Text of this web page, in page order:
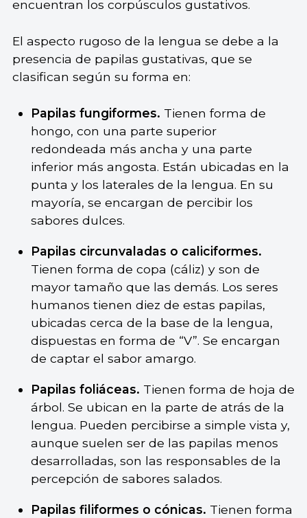
encuentran los corpúsculos gustativos.
El aspecto rugoso de la lengua se debe a la
presencia de papilas gustativas, que se
clasifican según su forma en:
Papilas fungiformes. Tienen forma de
hongo, con una parte superior
redondeada más ancha y una parte
inferior más angosta. Están ubicadas en la
punta y los laterales de la lengua. En su
mayoría, se encargan de percibir los
sabores dulces.
Papilas circunvaladas o caliciformes.
Tienen forma de copa (cáliz) y son de
mayor tamaño que las demás. Los seres
humanos tienen diez de estas papilas,
ubicadas cerca de la base de la lengua,
dispuestas en forma de “V”. Se encargan
de captar el sabor amargo.
Papilas foliáceas. Tienen forma de hoja de
árbol. Se ubican en la parte de atrás de la
lengua. Pueden percibirse a simple vista y,
aunque suelen ser de las papilas menos
desarrolladas, son las responsables de la
percepción de sabores salados.
Papilas filiformes o cónicas. Tienen forma